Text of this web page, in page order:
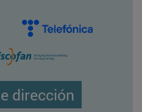
dirección